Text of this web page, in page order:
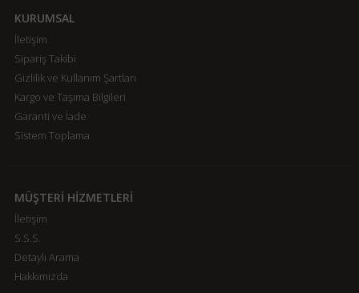
KURUMSAL
İletişim
Sipariş Takibi
Gizlilik ve Kullanım Şartları
Kargo ve Taşıma Bilgileri
Garanti ve İade
Sistem Toplama
MÜŞTERİ HİZMETLERİ
İletişim
S.S.S.
Detaylı Arama
Hakkımızda